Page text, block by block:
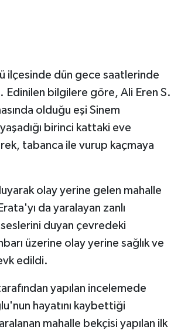
ilçesinde dün gece saatlerinde
Edinilen bilgilere göre, Ali Eren S.
olduğu eşi Sinem
birinci kattaki eve
tabanca ile vurup kaçmaya
olay yerine gelen mahalle
da yaralayan zanlı
duyan çevredeki
üzerine olay yerine sağlık ve
edildi.
yapılan incelemede
hayatını kaybettiği
mahalle bekçisi yapılan ilk